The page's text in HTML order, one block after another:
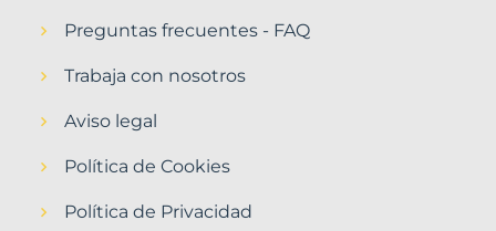
Preguntas frecuentes - FAQ
Trabaja con nosotros
Aviso legal
Política de Cookies
Política de Privacidad